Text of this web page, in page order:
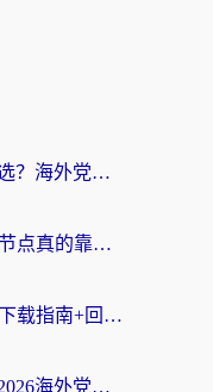
国外翻回国内的加速器怎么选？海外党亲测实用指南，告别地域限制
海外党避坑指南：免费VPN节点真的靠谱吗？教你选对回国加速器无缝访问国内资源
海外党必看：电脑免费VPN下载指南+回国加速器选择全攻略，告别地区限制
归雁加速器改成什么那个？2026海外党回国加速全攻略：告别地区限制，轻松刷剧玩游戏